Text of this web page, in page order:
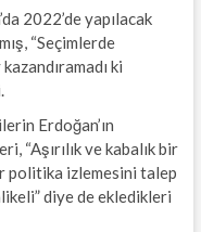
2022’de yapılacak
“Seçimlerde
ki
Erdoğan’ın
“Aşırılık ve kabalık bir
politika izlemesini talep
diye de ekledikleri